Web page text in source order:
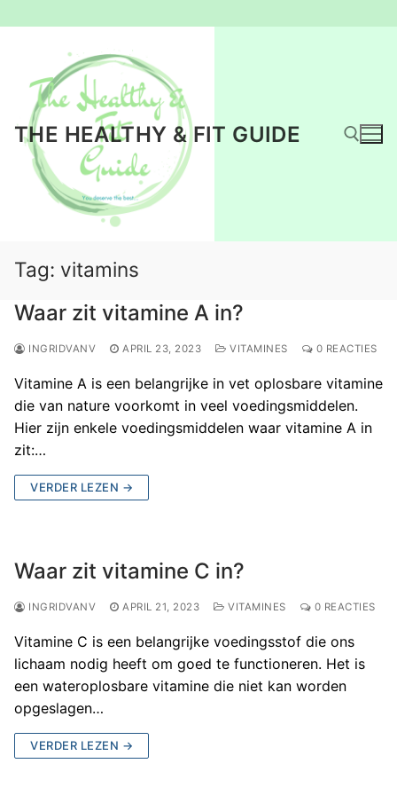
inhoud
THE HEALTHY & FIT GUIDE
Tag: vitamins
Waar zit vitamine A in?
INGRIDVANV APRIL 23, 2023 VITAMINES 0 REACTIES
Vitamine A is een belangrijke in vet oplosbare vitamine
die van nature voorkomt in veel voedingsmiddelen.
Hier zijn enkele voedingsmiddelen waar vitamine A in
zit:…
VERDER LEZEN →
Waar zit vitamine C in?
INGRIDVANV APRIL 21, 2023 VITAMINES 0 REACTIES
Vitamine C is een belangrijke voedingsstof die ons
lichaam nodig heeft om goed te functioneren. Het is
een wateroplosbare vitamine die niet kan worden
opgeslagen…
VERDER LEZEN →